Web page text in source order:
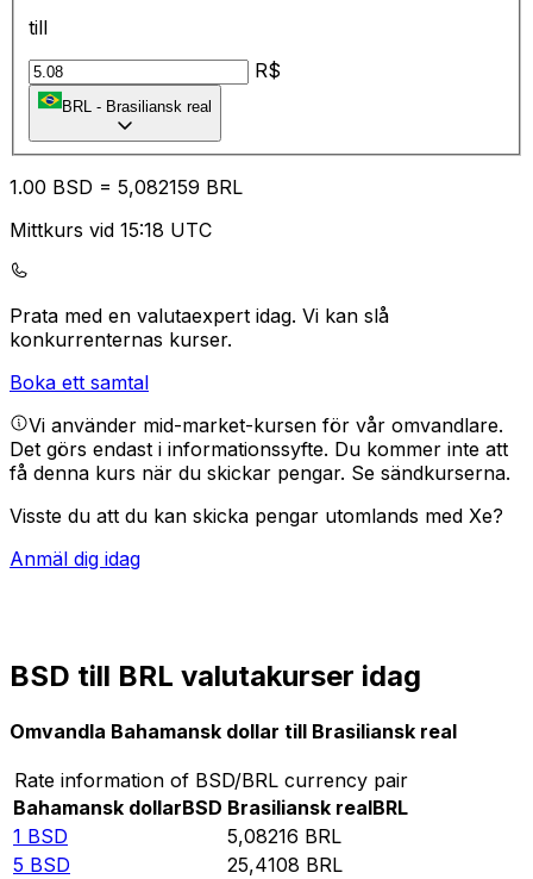
till
R$
BRL - Brasiliansk real
1.00 BSD = 5,082159 BRL
Mittkurs vid 15:18 UTC
Prata med en valutaexpert idag. Vi kan slå
konkurrenternas kurser.
Boka ett samtal
Vi använder mid-market-kursen för vår omvandlare.
Det görs endast i informationssyfte. Du kommer inte att
få denna kurs när du skickar pengar. Se sändkurserna.
Visste du att du kan skicka pengar utomlands med Xe?
Anmäl dig idag
BSD till BRL valutakurser idag
Omvandla Bahamansk dollar till Brasiliansk real
Rate information of BSD/BRL currency pair
Bahamansk dollarBSD Brasiliansk realBRL
1 BSD 5,08216 BRL
5 BSD 25,4108 BRL